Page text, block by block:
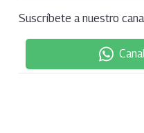
Suscríbete a nuestro